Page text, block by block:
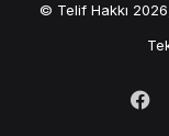
© Telif Hakkı